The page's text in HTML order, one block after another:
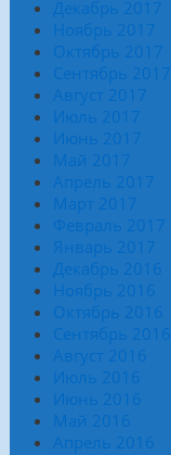
Декабрь 2017
Ноябрь 2017
Октябрь 2017
Сентябрь 2017
Август 2017
Июль 2017
Июнь 2017
Май 2017
Апрель 2017
Март 2017
Февраль 2017
Январь 2017
Декабрь 2016
Ноябрь 2016
Октябрь 2016
Сентябрь 2016
Август 2016
Июль 2016
Июнь 2016
Май 2016
Апрель 2016